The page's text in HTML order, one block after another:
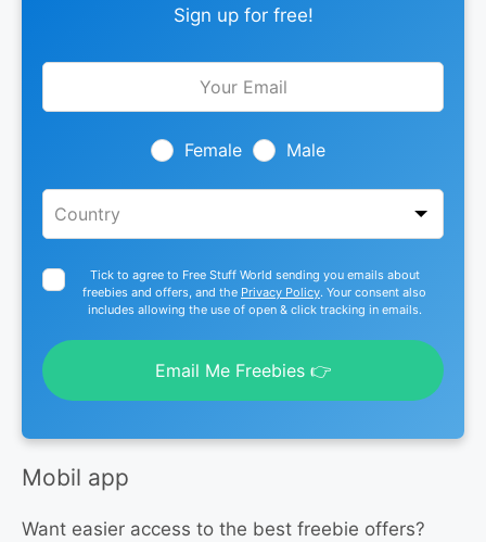
Sign up for free!
Leave
Female Male
Tick to agree to Free Stuff World sending you emails about
freebies and offers, and the Privacy Policy. Your consent also
includes allowing the use of open & click tracking in emails.
Email Me Freebies 👉
Mobil app
Want easier access to the best freebie offers?